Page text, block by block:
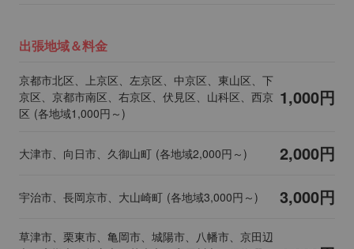
出張地域＆料金
京都市北区、上京区、左京区、中京区、東山区、下
京区、京都市南区、右京区、伏見区、山科区、西京
区 (各地域1,000円～)
1,000円
大津市、向日市、久御山町 (各地域2,000円～) 2,000円
宇治市、長岡京市、大山崎町 (各地域3,000円～) 3,000円
草津市、栗東市、亀岡市、城陽市、八幡市、京田辺